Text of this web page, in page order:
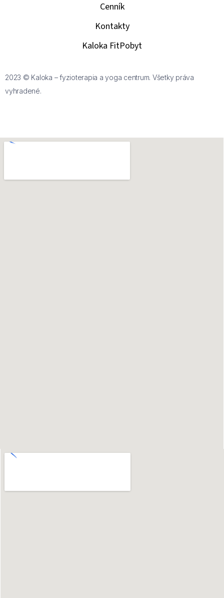
Cenník
Kontakty
Kaloka FitPobyt
2023 © Kaloka – fyzioterapia a yoga centrum. Všetky práva
vyhradené.